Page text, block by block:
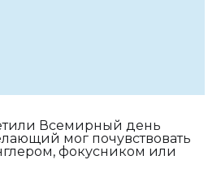
Всемирный день
мог почувствовать
фокусником или